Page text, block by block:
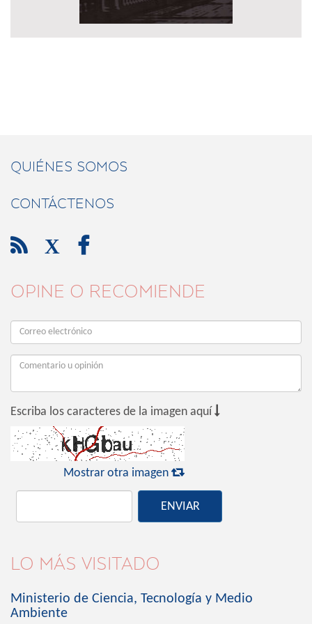
QUIÉNES SOMOS
CONTÁCTENOS
 X 
OPINE O RECOMIENDE
Escriba los caracteres de la imagen aquí 
Mostrar otra imagen 
ENVIAR
LO MÁS VISITADO
Ministerio de Ciencia, Tecnología y Medio
Ambiente